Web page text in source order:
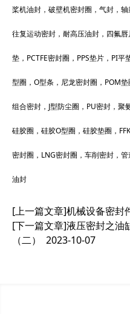
桨机油封，破壁机密封圈，气封，
往复运动密封，耐高压油封，四氟
垫，PCTFE密封圈，PPS垫片，PI平
型圈，O型条，尼龙密封圈，POM
组合密封，J型防尘圈，PU密封，聚
硅胶圈，硅胶O型圈，硅胶垫圈，
密封圈，LNG密封圈，车削密封，
油封
[上一篇文章]机械设备密封
[下一篇文章]液压密封之油
（二）
2023-10-07